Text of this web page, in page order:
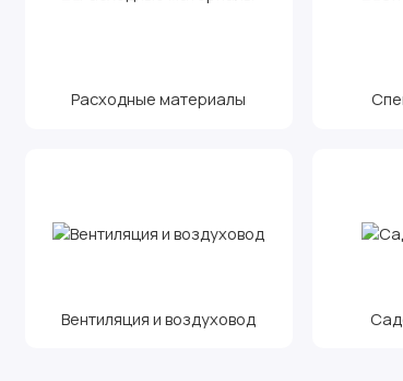
Расходные материалы
Вентиляция и воздуховод